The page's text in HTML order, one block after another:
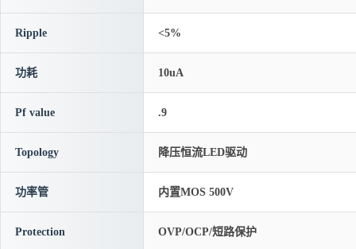
Ripple <5%
功耗 10uA
Pf value .9
Topology 降压恒流LED驱动
功率管 内置MOS 500V
Protection OVP/OCP/短路保护